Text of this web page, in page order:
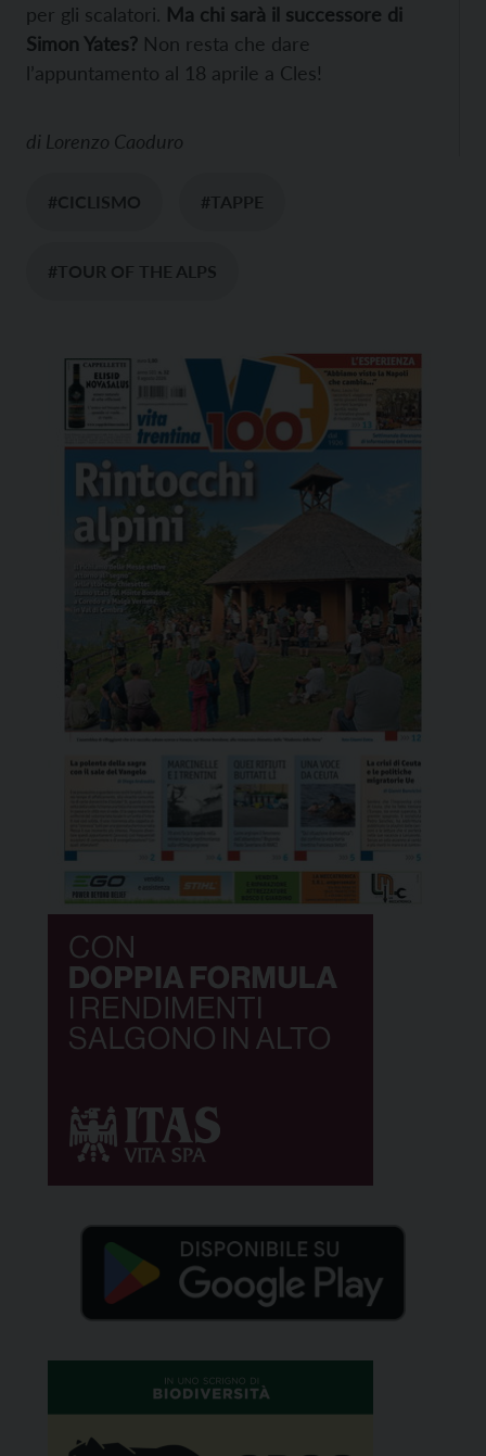
per gli scalatori. Ma chi sarà il successore di
Simon Yates? Non resta che dare
l’appuntamento al 18 aprile a Cles!
di Lorenzo Caoduro
#CICLISMO #TAPPE
#TOUR OF THE ALPS